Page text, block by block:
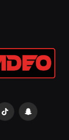
TikTok Snapchat